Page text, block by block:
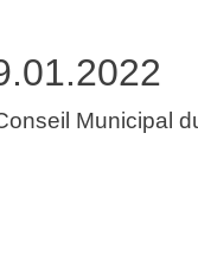
Municipal